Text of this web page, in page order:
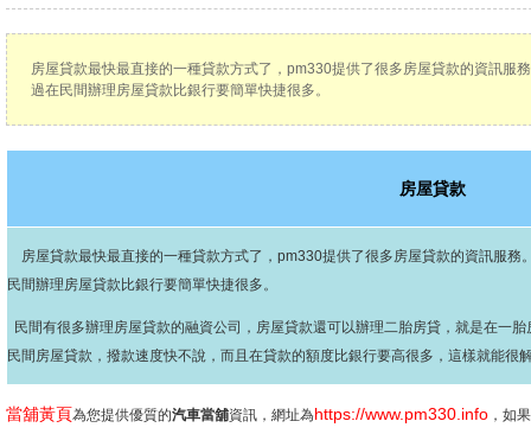
房屋貸款最快最直接的一種貸款方式了，pm330提供了很多房屋貸款的資訊服
過在民間辦理房屋貸款比銀行要簡單快捷很多。
房屋貸款
房屋貸款最快最直接的一種貸款方式了，pm330提供了很多房屋貸款的資訊服務
民間辦理房屋貸款比銀行要簡單快捷很多。
民間有很多辦理房屋貸款的融資公司，房屋貸款還可以辦理二胎房貸，就是在一
民間房屋貸款，撥款速度快不說，而且在貸款的額度比銀行要高很多，這樣就能很
當舖黃頁為您提供優質的汽車當舖資訊，網址為https://www.pm330.info ，如